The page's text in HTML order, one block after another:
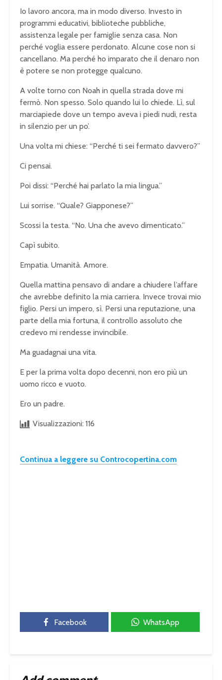
Io lavoro ancora, ma in modo diverso. Investo in
programmi educativi, biblioteche pubbliche,
assistenza legale per famiglie senza casa. Non
perché voglia essere perdonato. Alcune cose non si
cancellano. Ma perché ho imparato che il denaro non
è potere se non protegge qualcuno.
A volte torno con Noah in quella strada dove mi
fermò. Non spesso. Solo quando lui lo chiede. Lì, sul
marciapiede dove un tempo aveva i piedi nudi, resta
in silenzio per un po’.
Una volta mi chiese: “Perché ti sei fermato davvero?”
Ci pensai.
Poi dissi: “Perché hai parlato la mia lingua.”
Lui sorrise. “Quale? Giapponese?”
Scossi la testa. “No. Una che avevo dimenticato.”
Capì subito.
Empatia. Umanità. Amore.
Quella mattina pensavo di andare a chiudere l’affare
che avrebbe definito la mia carriera. Invece trovai mio
figlio. Persi un impero, sì. Persi una reputazione, una
parte della mia fortuna, il controllo assoluto che
credevo mi rendesse invincibile.
Ma guadagnai una vita.
E per la prima volta dopo decenni, non ero più un
uomo ricco e vuoto.
Ero un padre.
Visualizzazioni: 116
Continua a leggere su Controcopertina.com
Facebook WhatsApp